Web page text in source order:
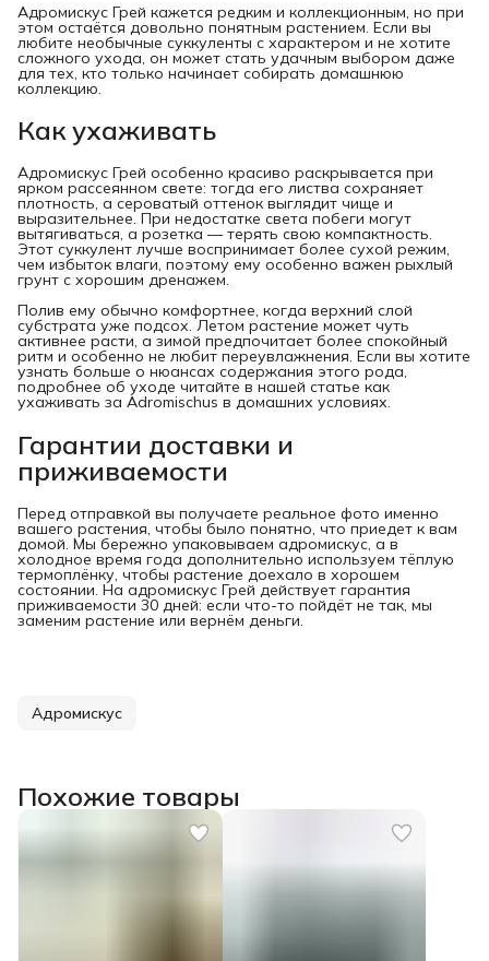
Адромискус Грей кажется редким и коллекционным, но при
этом остаётся довольно понятным растением. Если вы
любите необычные суккуленты с характером и не хотите
сложного ухода, он может стать удачным выбором даже
для тех, кто только начинает собирать домашнюю
коллекцию.
Как ухаживать
Адромискус Грей особенно красиво раскрывается при
ярком рассеянном свете: тогда его листва сохраняет
плотность, а сероватый оттенок выглядит чище и
выразительнее. При недостатке света побеги могут
вытягиваться, а розетка — терять свою компактность.
Этот суккулент лучше воспринимает более сухой режим,
чем избыток влаги, поэтому ему особенно важен рыхлый
грунт с хорошим дренажем.
Полив ему обычно комфортнее, когда верхний слой
субстрата уже подсох. Летом растение может чуть
активнее расти, а зимой предпочитает более спокойный
ритм и особенно не любит переувлажнения. Если вы хотите
узнать больше о нюансах содержания этого рода,
подробнее об уходе читайте в нашей статье как
ухаживать за Adromischus в домашних условиях.
Гарантии доставки и
приживаемости
Перед отправкой вы получаете реальное фото именно
вашего растения, чтобы было понятно, что приедет к вам
домой. Мы бережно упаковываем адромискус, а в
холодное время года дополнительно используем тёплую
термоплёнку, чтобы растение доехало в хорошем
состоянии. На адромискус Грей действует гарантия
приживаемости 30 дней: если что-то пойдёт не так, мы
заменим растение или вернём деньги.
Адромискус
Похожие товары